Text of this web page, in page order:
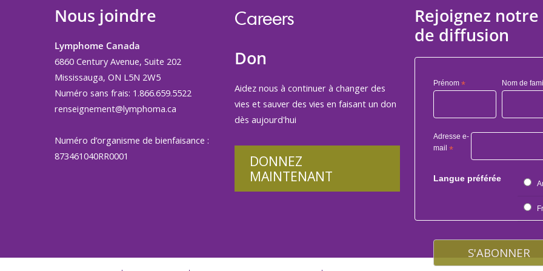
Nous joindre
Lymphome Canada
6860 Century Avenue, Suite 202
Mississauga, ON L5N 2W5
Numéro sans frais: 1.866.659.5522
renseignement@lymphoma.ca
Numéro d’organisme de bienfaisance :
873461040RR0001
Careers
Don
Aidez nous à continuer à changer des
vies et sauver des vies en faisant un don
dès aujourd'hui
DONNEZ
MAINTENANT
Rejoignez
de diffusion
Prénom * Nom de
Adresse e-
mail *
Langue préférée